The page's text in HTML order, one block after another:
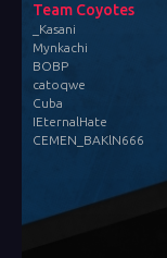
Team Coyotes
_Kasani
Mynkachi
BOBP
catoqwe
Cuba
IEternalHate
CEMEN_BAKlN666